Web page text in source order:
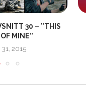
30 – ”THIS
MINE”
31, 2015